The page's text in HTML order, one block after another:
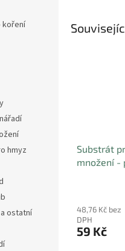
koření
hmyz
ostatní
Substrát
množení -
48,76 Kč bez
DPH
59 Kč